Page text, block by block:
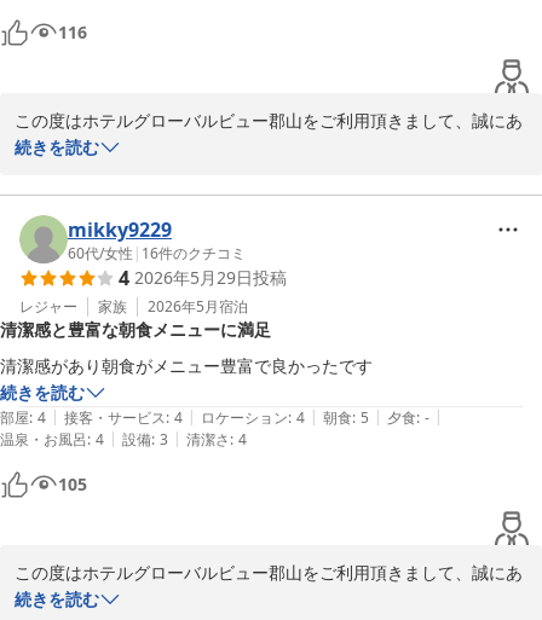
またのお越しを一同心よりお待ち申し上げております。
フロント　小久保
2026-06-05
116
この度はホテルグローバルビュー郡山をご利用頂きまして、誠にあ
りがとうございます。
戴し、大変嬉しく拝見いたしました。
今回は素泊りでのご利用との事でしたが、次回は朝食もご検討頂け
るとのお言葉をありがとうございます。
当館の朝食では、グリーンカレーやクリームボックスをはじめ、
手作り感を大切にしたメニューをご用意しておりますので、ぜひお
楽しみ頂けましたら幸いです。
今後も快適にお過ごし頂けるホテルづくりに努めてまいります。
お忙しい中、ご投稿をお寄せいただきありがとうございました。
またのお越しを一同心よりお待ち申し上げております。
フロント　小久保
ホテルグローバルビュー郡山
続きを読む
mikky9229
60代/女性 | 16件のクチコミ
4 2026年5月29日投稿
レジャー 家族 2026年5月宿泊
清潔感と豊富な朝食メニューに満足
清潔感があり朝食がメニュー豊富で良かったです
続きを読む
部屋: 4 | 接客・サービス: 4 | ロケーション: 4 | 朝食: 5 | 夕食: - |
温泉・お風呂: 4 | 設備: 3 | 清潔さ: 4
105
この度はホテルグローバルビュー郡山をご利用頂きまして、誠にあ
りがとうございます。
続きを読む